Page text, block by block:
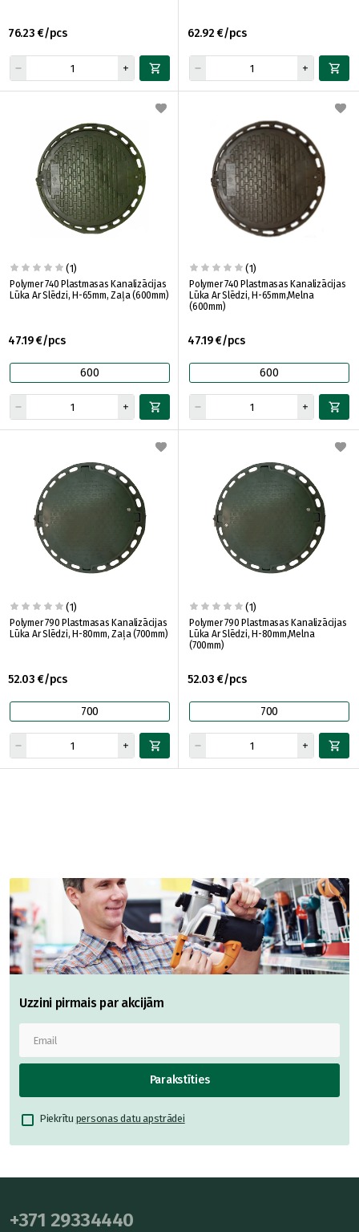
76.23 €/pcs 62.92 €/pcs
(1)
Polymer 740 Plastmasas Kanalizācijas
Lūka Ar Slēdzi, H-65mm, Zaļa (600mm)
47.19 €/pcs
600
(1)
Polymer 740 Plastmasas Kanalizācijas
Lūka Ar Slēdzi, H-65mm,Melna
(600mm)
47.19 €/pcs
600
(1)
Polymer 790 Plastmasas Kanalizācijas
Lūka Ar Slēdzi, H-80mm, Zaļa (700mm)
52.03 €/pcs
700
(1)
Polymer 790 Plastmasas Kanalizācijas
Lūka Ar Slēdzi, H-80mm,Melna
(700mm)
52.03 €/pcs
700
Uzzini pirmais par akcijām
Parakstīties
Piekrītu personas datu apstrādei
+371 29334440